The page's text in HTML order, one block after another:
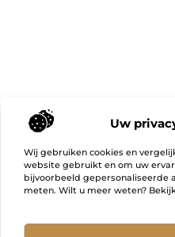
Uw
Wij gebruiken cookies en
website gebruikt en om uw
bijvoorbeeld gepersonaliseerde
meten. Wilt u meer weten?